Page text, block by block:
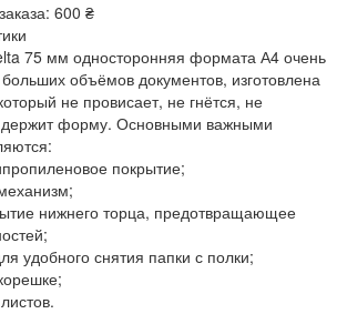
600 ₴
75 мм односторонняя формата А4 очень
объёмов документов, изготовлена
не провисает, не гнётся, не
держит форму. Основными важными
покрытие;
нижнего торца, предотвращающее
удобного снятия папки с полки;